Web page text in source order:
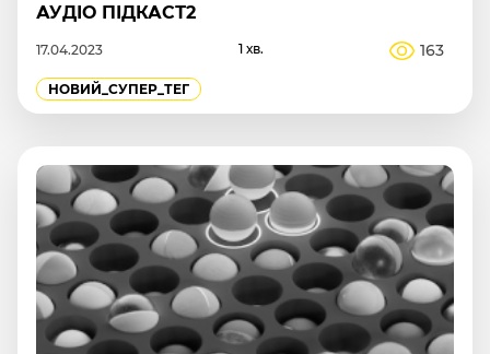
АУДІО ПІДКАСТ2
17.04.2023 1 хв. 163
НОВИЙ_СУПЕР_ТЕГ